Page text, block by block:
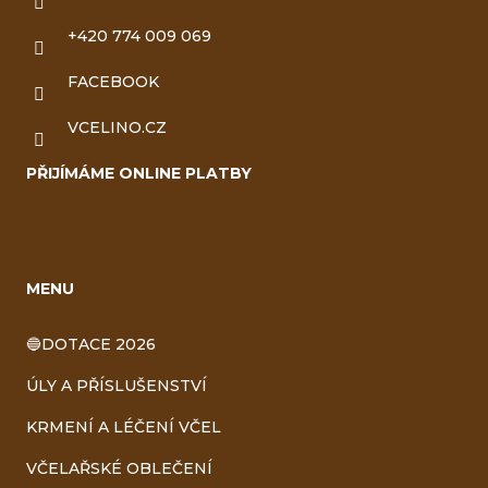
+420 774 009 069
FACEBOOK
VCELINO.CZ
PŘIJÍMÁME ONLINE PLATBY
MENU
🔵DOTACE 2026
ÚLY A PŘÍSLUŠENSTVÍ
KRMENÍ A LÉČENÍ VČEL
VČELAŘSKÉ OBLEČENÍ